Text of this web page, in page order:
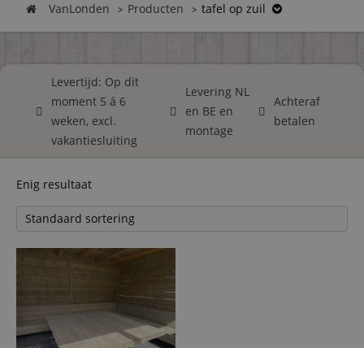
VanLonden Producten tafel op zuil
Levertijd: Op dit
moment 5 á 6
weken, excl.
vakantiesluiting
Levering NL
en BE en
montage
Achteraf
betalen
Enig resultaat